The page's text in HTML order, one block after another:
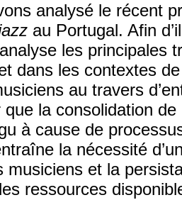
analysé le récent
au Portugal. Afin
analyse les principales
dans les contextes
au travers
que la consolidation
à cause de
la nécessité
musiciens et la
ressources